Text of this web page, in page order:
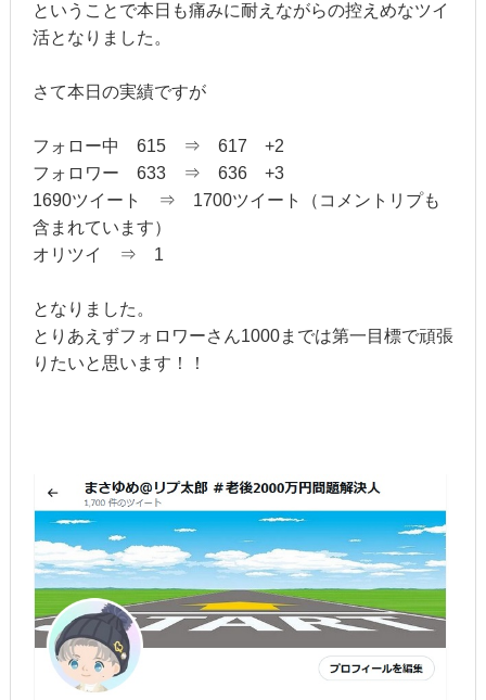
ということで本日も痛みに耐えながらの控えめなツイ
活となりました。
さて本日の実績ですが
フォロー中 615 ⇒ 617 +2
フォロワー 633 ⇒ 636 +3
1690ツイート ⇒ 1700ツイート（コメントリプも
含まれています）
オリツイ ⇒ 1
となりました。
とりあえずフォロワーさん1000までは第一目標で頑張
りたいと思います！！